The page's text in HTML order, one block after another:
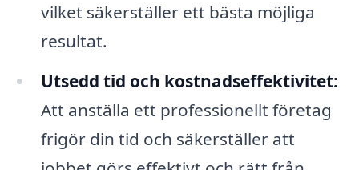
vilket säkerställer ett bästa möjliga
resultat.
Utsedd tid och kostnadseffektivitet:
Att anställa ett professionellt företag
frigör din tid och säkerställer att